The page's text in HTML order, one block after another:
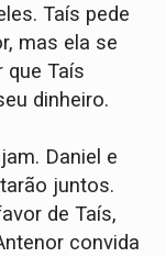
Taís pede
mas ela se
que Taís
dinheiro.
Daniel e
juntos.
de Taís,
convida